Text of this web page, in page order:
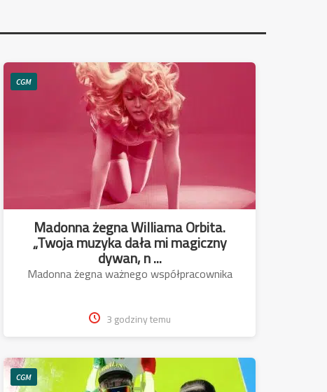
CGM
Madonna żegna Williama Orbita.
„Twoja muzyka dała mi magiczny
dywan, n ...
Madonna żegna ważnego współpracownika
3 godziny temu
CGM